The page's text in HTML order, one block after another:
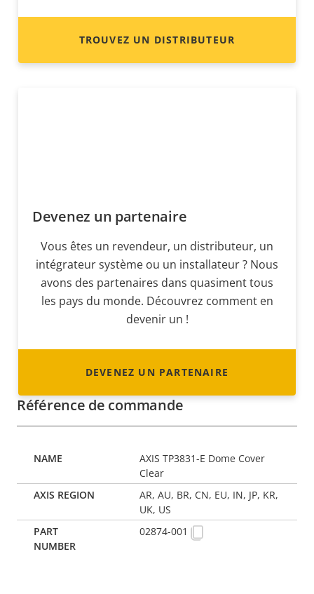
TROUVEZ UN DISTRIBUTEUR
Devenez un partenaire
Vous êtes un revendeur, un distributeur, un
intégrateur système ou un installateur ? Nous
avons des partenaires dans quasiment tous
les pays du monde. Découvrez comment en
devenir un !
DEVENEZ UN PARTENAIRE
Référence de commande
AXIS TP3831-E Dome Cover
Clear
AR, AU, BR, CN, EU, IN, JP, KR,
UK, US
02874-001